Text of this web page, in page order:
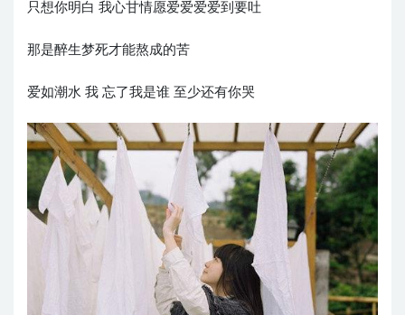
只想你明白 我心甘情愿爱爱爱爱到要吐
那是醉生梦死才能熬成的苦
爱如潮水 我 忘了我是谁 至少还有你哭